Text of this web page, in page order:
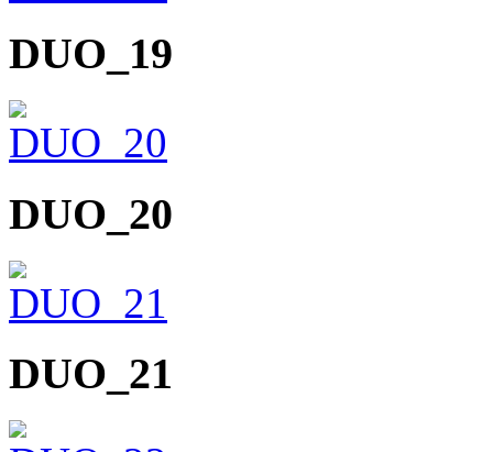
DUO_19
DUO_20
DUO_21